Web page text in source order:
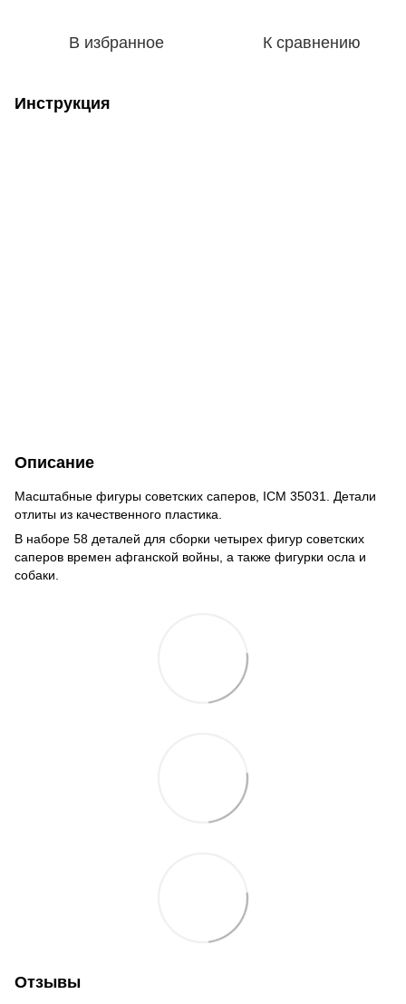
В избранное К сравнению
Инструкция
Описание
Масштабные фигуры советских саперов, ICM 35031. Детали
отлиты из качественного пластика.
В наборе 58 деталей для сборки четырех фигур советских
саперов времен афганской войны, а также фигурки осла и
собаки.
Отзывы